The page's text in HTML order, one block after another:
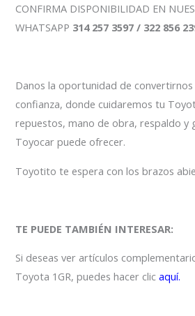
CONFIRMA DISPONIBILIDAD EN
WHATSAPP 314 257 3597 / 322 856
Danos la oportunidad de convertirnos
confianza, donde cuidaremos tu
repuestos, mano de obra, respaldo y
Toyocar puede ofrecer.
Toyotito te espera con los brazos
TE PUEDE TAMBIÉN INTERESAR:
Si deseas ver artículos
Toyota 1GR, puedes hacer clicaquí.